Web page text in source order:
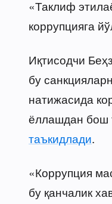
«Таклиф
коррупцияга
Иқтисодчи
бу
натижасида
ёллашдан бош
таъкидлади.
«Коррупция
бу қанчалик